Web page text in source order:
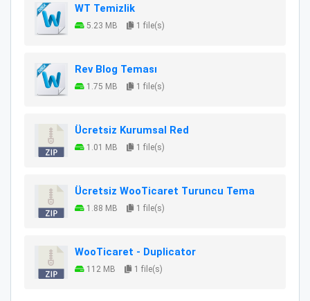
WT Temizlik
5.23 MB 1 file(s)
Rev Blog Teması
1.75 MB 1 file(s)
Ücretsiz Kurumsal Red
1.01 MB 1 file(s)
Ücretsiz WooTicaret Turuncu Tema
1.88 MB 1 file(s)
WooTicaret - Duplicator
112 MB 1 file(s)